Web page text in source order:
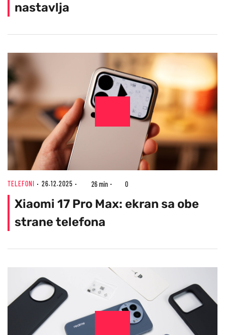
nastavlja
TELEFONI 26.12.2025 26 min 0
Xiaomi 17 Pro Max: ekran sa obe
strane telefona